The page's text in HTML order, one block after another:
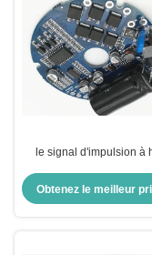
le signal d'impulsion à
de moteur de 0.5A
produit -20 - 85℃
Obtenez le meilleur